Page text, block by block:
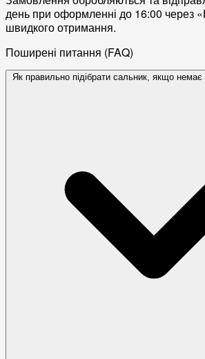
день при оформленні до 16:00 через
швидкого отримання.
Поширені питання (FAQ)
Як правильно підібрати сальник, якщо